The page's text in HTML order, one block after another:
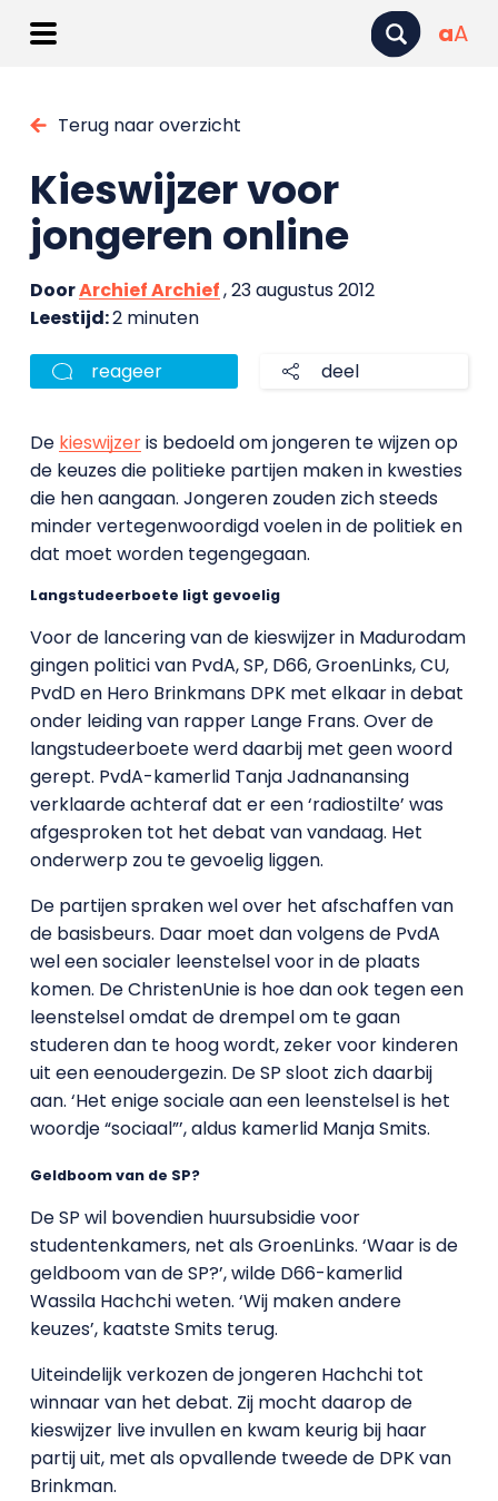
aA
Terug naar overzicht
Kieswijzer voor
jongeren online
DoorArchief Archief, 23 augustus 2012
Leestijd:2 minuten
reageer deel
De kieswijzeris bedoeld om jongeren te wijzen op
de keuzes die politieke partijen maken in kwesties
die hen aangaan. Jongeren zouden zich steeds
minder vertegenwoordigd voelen in de politiek en
dat moet worden tegengegaan.
Langstudeerboete ligt gevoelig
Voor de lancering van de kieswijzer in Madurodam
gingen politici van PvdA, SP, D66, GroenLinks, CU,
PvdD en Hero Brinkmans DPK met elkaar in debat
onder leiding van rapper Lange Frans. Over de
langstudeerboete werd daarbij met geen woord
gerept. PvdA-kamerlid Tanja Jadnanansing
verklaarde achteraf dat er een ‘radiostilte’ was
afgesproken tot het debat van vandaag. Het
onderwerp zou te gevoelig liggen.
De partijen spraken wel over het afschaffen van
de basisbeurs. Daar moet dan volgens de PvdA
wel een socialer leenstelsel voor in de plaats
komen. De ChristenUnie is hoe dan ook tegen een
leenstelsel omdat de drempel om te gaan
studeren dan te hoog wordt, zeker voor kinderen
uit een eenoudergezin. De SP sloot zich daarbij
aan. ‘Het enige sociale aan een leenstelsel is het
woordje “sociaal”’, aldus kamerlid Manja Smits.
Geldboom van de SP?
De SP wil bovendien huursubsidie voor
studentenkamers, net als GroenLinks. ‘Waar is de
geldboom van de SP?’, wilde D66-kamerlid
Wassila Hachchi weten. ‘Wij maken andere
keuzes’, kaatste Smits terug.
Uiteindelijk verkozen de jongeren Hachchi tot
winnaar van het debat. Zij mocht daarop de
kieswijzer live invullen en kwam keurig bij haar
partij uit, met als opvallende tweede de DPK van
Brinkman.